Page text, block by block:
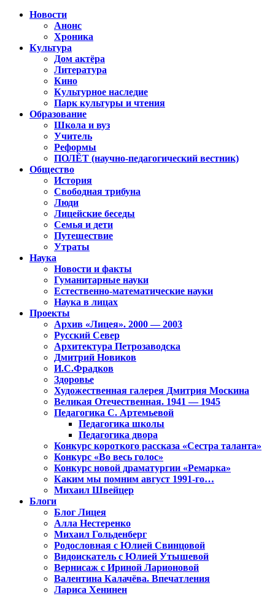
Новости
Анонс
Хроника
Культура
Дом актёра
Литература
Кино
Культурное наследие
Парк культуры и чтения
Образование
Школа и вуз
Учитель
Реформы
ПОЛЁТ (научно-педагогический вестник)
Общество
История
Свободная трибуна
Люди
Лицейские беседы
Семья и дети
Путешествие
Утраты
Наука
Новости и факты
Гуманитарные науки
Естественно-математические науки
Наука в лицах
Проекты
Архив «Лицея». 2000 — 2003
Русский Север
Архитектура Петрозаводска
Дмитрий Новиков
И.С.Фрадков
Здоровье
Художественная галерея Дмитрия Москина
Великая Отечественная. 1941 — 1945
Педагогика С. Артемьевой
Педагогика школы
Педагогика двора
Конкурс короткого рассказа «Сестра таланта»
Конкурс «Во весь голос»
Конкурс новой драматургии «Ремарка»
Каким мы помним август 1991-го…
Михаил Швейцер
Блоги
Блог Лицея
Алла Нестеренко
Михаил Гольденберг
Родословная с Юлией Свинцовой
Видоискатель с Юлией Утышевой
Вернисаж с Ириной Ларионовой
Валентина Калачёва. Впечатления
Лариса Хенинен